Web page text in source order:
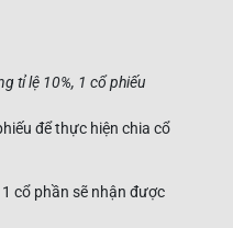
tỉ lệ 10%, 1 cổ phiếu
để thực hiện chia cổ
cổ phần sẽ nhận được